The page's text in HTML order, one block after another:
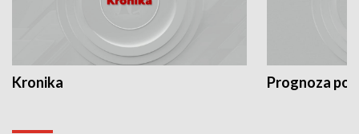
Kronika Prognoza